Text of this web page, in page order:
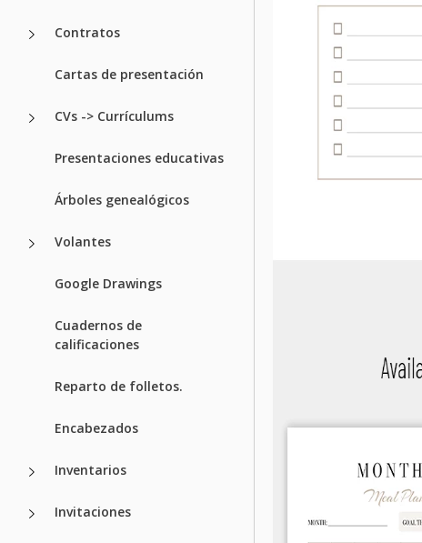
Contratos
Cartas de presentación
CVs -> Currículums
Presentaciones educativas
Árboles genealógicos
Volantes
Google Drawings
Cuadernos de
calificaciones
Reparto de folletos.
Encabezados
Inventarios
Invitaciones